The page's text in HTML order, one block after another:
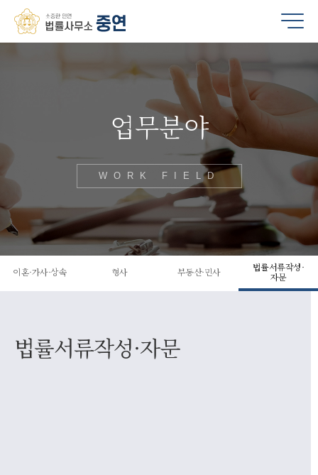
업무분야
WORK FIELD
이혼·가사·상속 형사 부동산·민사
법률서류작성·
자문
법률서류작성·자문